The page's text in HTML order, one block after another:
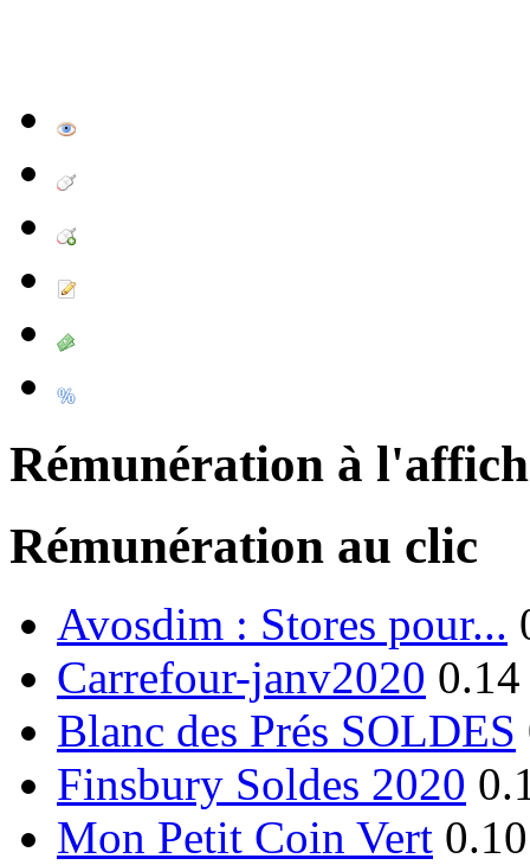
Rémunération à
Rémunération au clic
Avosdim : Stores pour...
Carrefour-janv2020
Blanc des Prés SOLDES
Finsbury Soldes 2020
Mon Petit Coin Vert